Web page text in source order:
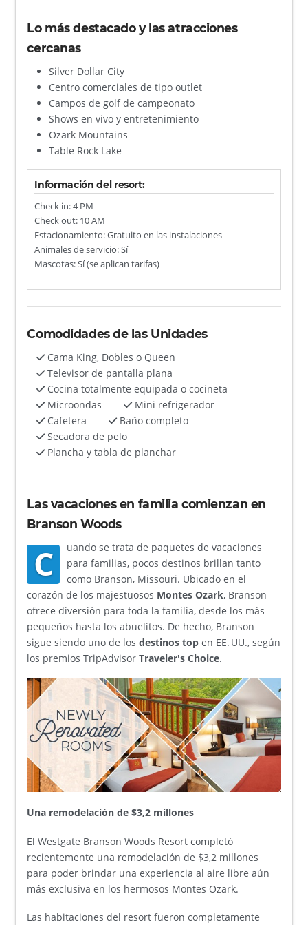
Lo más destacado y las atracciones
cercanas
Silver Dollar City
Centro comerciales de tipo outlet
Campos de golf de campeonato
Shows en vivo y entretenimiento
Ozark Mountains
Table Rock Lake
Información del resort:
Check in: 4 PM
Check out: 10 AM
Estacionamiento: Gratuito en las instalaciones
Animales de servicio: Sí
Mascotas: Sí (se aplican tarifas)
Comodidades de las Unidades
Cama King, Dobles o Queen
Televisor de pantalla plana
Cocina totalmente equipada o cocineta
Microondas
Mini refrigerador
Cafetera
Baño completo
Secadora de pelo
Plancha y tabla de planchar
Las vacaciones en familia comienzan en
Branson Woods
C
uando se trata de paquetes de vacaciones
para familias, pocos destinos brillan tanto
como Branson, Missouri. Ubicado en el
corazón de los majestuosos Montes Ozark, Branson
ofrece diversión para toda la familia, desde los más
pequeños hasta los abuelitos. De hecho, Branson
sigue siendo uno de losdestinos top en EE. UU., según
los premios TripAdvisorTraveler's Choice.
Una remodelación de $3,2 millones
El Westgate Branson Woods Resort completó
recientemente una remodelación de $3,2 millones
para poder brindar una experiencia al aire libre aún
más exclusiva en los hermosos Montes Ozark.
Las habitaciones del resort fueron completamente